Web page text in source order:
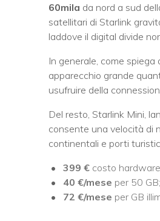
60mila da nord a sud
satellitari di Starlink
laddove il digital divide
In generale, come
apparecchio grande
usufruire della
Del resto, Starlink Mini,
consente una velocità di
continentali e porti
399 € costo
40 €/mese per 50 GB;
72 €/mese per GB